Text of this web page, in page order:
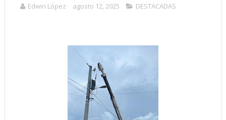
Edwin López agosto 12, 2025 DESTACADAS